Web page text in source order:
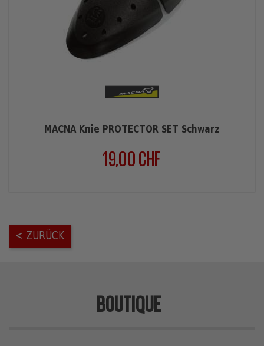
MACNA Knie PROTECTOR SET Schwarz
19,00 CHF
< ZURÜCK
BOUTIQUE